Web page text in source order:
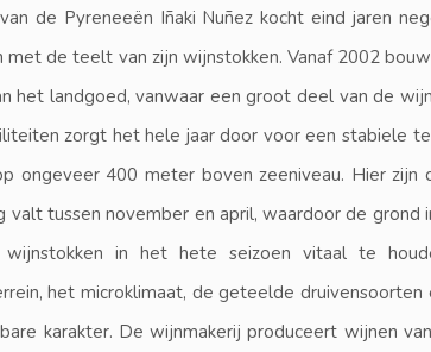
de Pyreneeën Iñaki Nuñez kocht eind jaren
de teelt van zijn wijnstokken. Vanaf 2002
het landgoed, vanwaar een groot deel van de
zorgt het hele jaar door voor een stabiele
ongeveer 400 meter boven zeeniveau. Hier
valt tussen november en april, waardoor de
in het hete seizoen vitaal te
het microklimaat, de geteelde
karakter. De wijnmakerij produceert wijnen